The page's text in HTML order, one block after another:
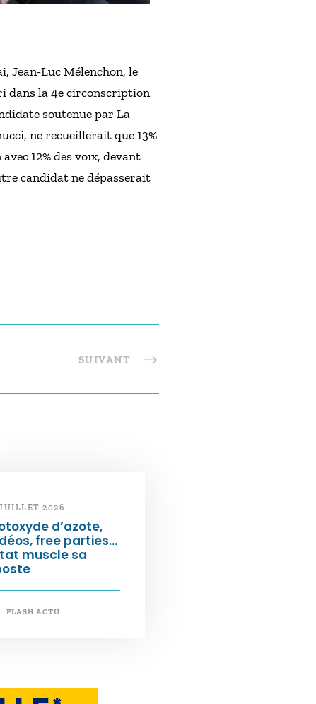
Jean-Luc Mélenchon, le
dans la 4e circonscription
soutenue par La
ne recueillerait que 13%
12% des voix, devant
candidat ne dépasserait
SUIVANT
2026
d’azote,
free parties…
muscle sa
FLASH ACTU